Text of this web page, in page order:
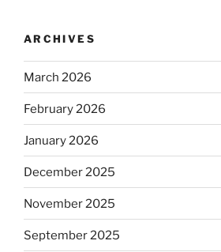
ARCHIVES
March 2026
February 2026
January 2026
December 2025
November 2025
September 2025